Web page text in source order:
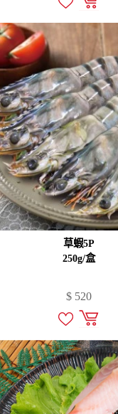
草蝦5P
250g/盒
$ 520